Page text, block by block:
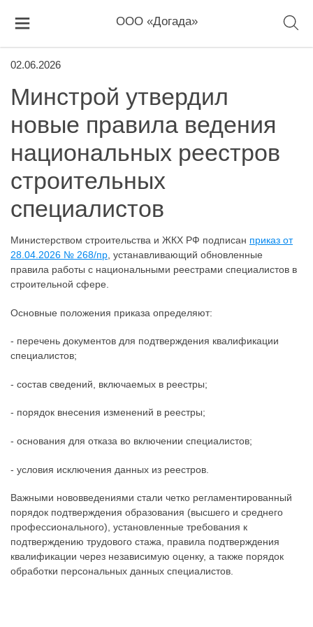
ООО «Догада»
02.06.2026
Минстрой утвердил
новые правила ведения
национальных реестров
строительных
специалистов
Министерством строительства и ЖКХ РФ подписан приказ от
28.04.2026 № 268/пр , устанавливающий обновленные
правила работы с национальными реестрами специалистов в
строительной сфере.
Основные положения приказа определяют:
- перечень документов для подтверждения квалификации
специалистов;
- состав сведений, включаемых в реестры;
- порядок внесения изменений в реестры;
- основания для отказа во включении специалистов;
- условия исключения данных из реестров.
Важными нововведениями стали четко регламентированный
порядок подтверждения образования (высшего и среднего
профессионального), установленные требования к
подтверждению трудового стажа, правила подтверждения
квалификации через независимую оценку, а также порядок
обработки персональных данных специалистов.